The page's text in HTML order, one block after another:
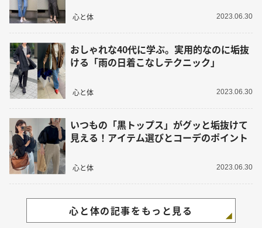
心と体 2023.06.30
おしゃれな40代に学ぶ。実用的なのに垢抜
ける「雨の日着こなしテクニック」
心と体 2023.06.30
いつもの「黒トップス」がグッと垢抜けて
見える！アイテム選びとコーデのポイント
心と体 2023.06.30
心と体の記事をもっと見る